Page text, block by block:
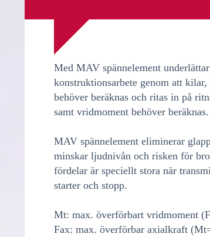
Med MAV spännelement
konstruktionsarbete genom att
behöver beräknas och ritas in på
samt vridmoment behöver beräknas.
MAV spännelement eliminerar
minskar ljudnivån och risken för
fördelar är speciellt stora när
starter och stopp.
Mt: max. överförbart vridmoment
Fax: max. överförbar axialkraft